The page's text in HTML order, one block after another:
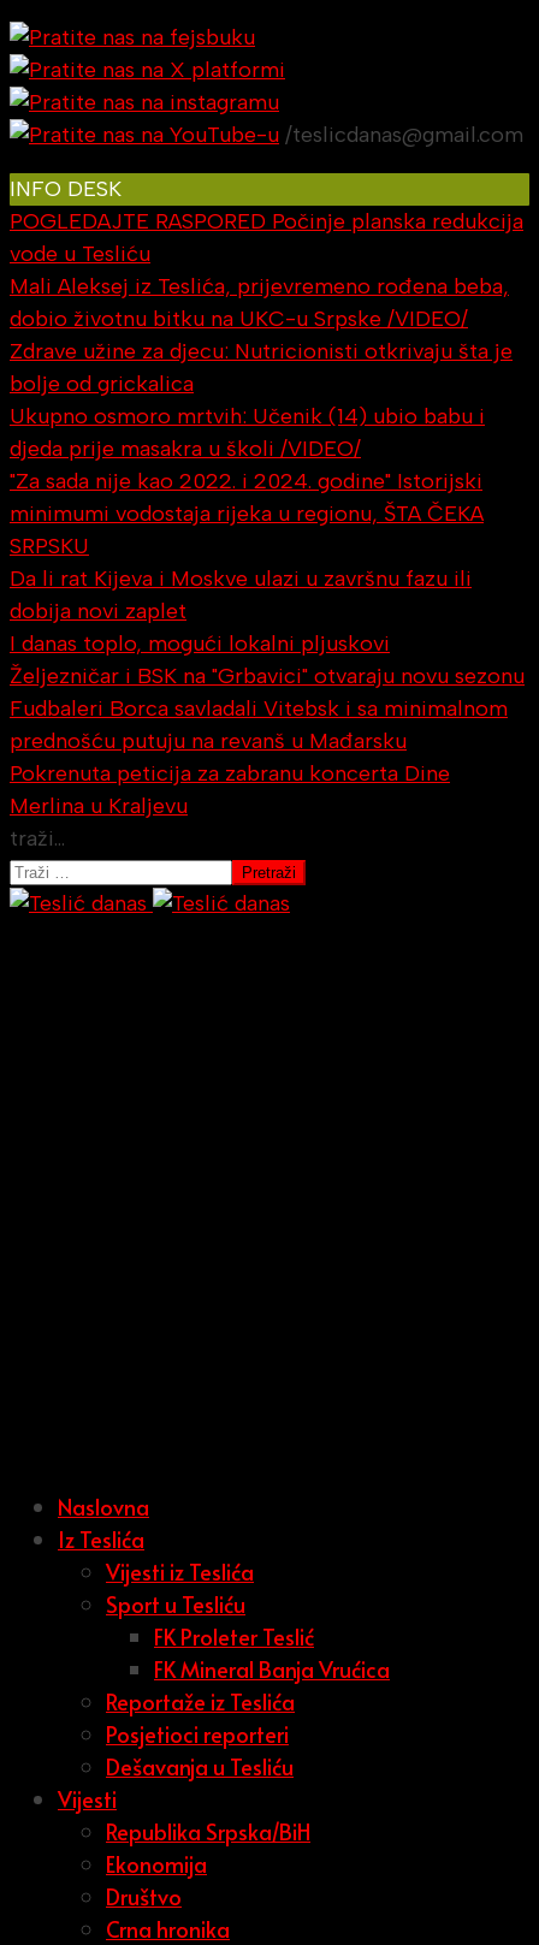
/teslicdanas@gmail.com
INFO DESK
POGLEDAJTE RASPORED Počinje planska redukcija
vode u Tesliću
Mali Aleksej iz Teslića, prijevremeno rođena beba,
dobio životnu bitku na UKC-u Srpske /VIDEO/
Zdrave užine za djecu: Nutricionisti otkrivaju šta je
bolje od grickalica
Ukupno osmoro mrtvih: Učenik (14) ubio babu i
djeda prije masakra u školi /VIDEO/
"Za sada nije kao 2022. i 2024. godine" Istorijski
minimumi vodostaja rijeka u regionu, ŠTA ČEKA
SRPSKU
Da li rat Kijeva i Moskve ulazi u završnu fazu ili
dobija novi zaplet
I danas toplo, mogući lokalni pljuskovi
Željezničar i BSK na "Grbavici" otvaraju novu sezonu
Fudbaleri Borca savladali Vitebsk i sa minimalnom
prednošću putuju na revanš u Mađarsku
Pokrenuta peticija za zabranu koncerta Dine
Merlina u Kraljevu
traži...
Pretraži
Naslovna
Iz Teslića
Vijesti iz Teslića
Sport u Tesliću
FK Proleter Teslić
FK Mineral Banja Vrućica
Reportaže iz Teslića
Posjetioci reporteri
Dešavanja u Tesliću
Vijesti
Republika Srpska/BiH
Ekonomija
Društvo
Crna hronika